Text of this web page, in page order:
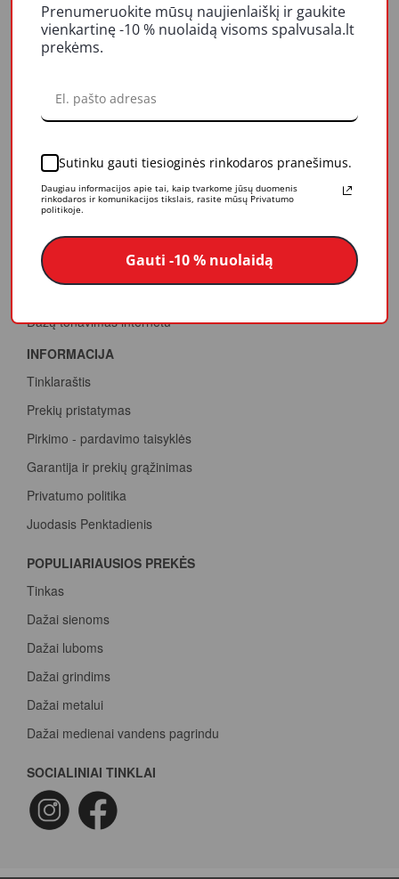
Veikla
Mūsų vertybės
Papildomos paslaugos
Konsultacijos
Dažų spalvinimas
Dažų tonavimas internetu
INFORMACIJA
Tinklaraštis
Prekių pristatymas
Pirkimo - pardavimo taisyklės
Garantija ir prekių grąžinimas
Privatumo politika
Juodasis Penktadienis
POPULIARIAUSIOS PREKĖS
Tinkas
Dažai sienoms
Dažai luboms
Dažai grindims
Dažai metalui
Dažai medienai vandens pagrindu
Dažai betonui
Dažymo voleliai
Epoksidinė danga
SOCIALINIAI TINKLAI
Prenumeruokite mūsų naujienlaiškį ir gaukite
vienkartinę -10 % nuolaidą visoms spalvusala.lt
prekėms.
Sutinku gauti tiesioginės rinkodaros pranešimus.
Daugiau informacijos apie tai, kaip tvarkome jūsų duomenis
rinkodaros ir komunikacijos tikslais, rasite mūsų Privatumo
politikoje.
Gauti -10 % nuolaidą